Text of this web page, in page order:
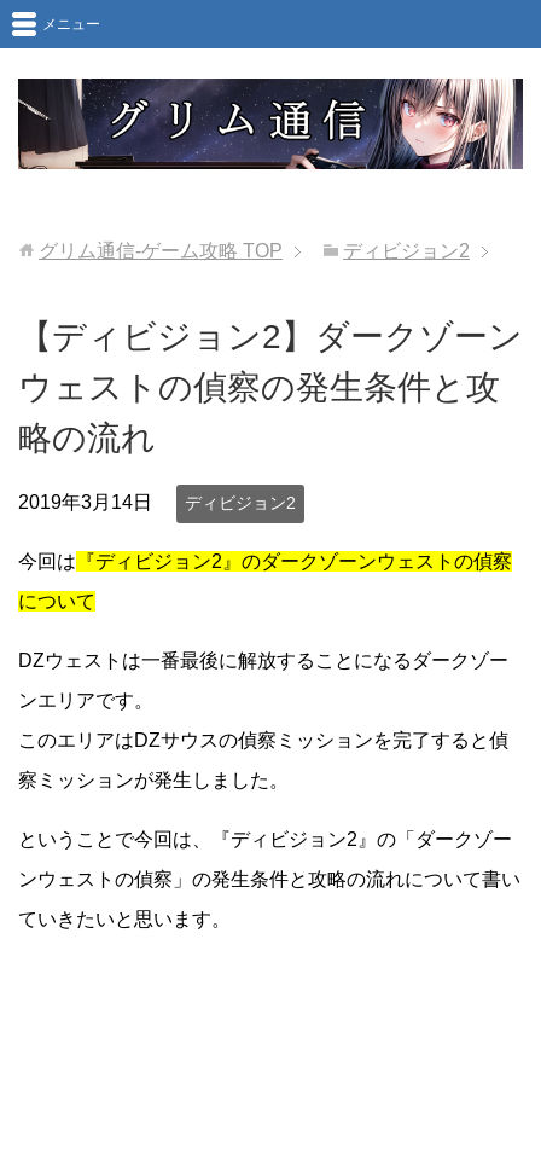
メニュー
グリム通信-ゲーム攻略 TOP ディビジョン2
【ディビジョン2】ダークゾーン
ウェストの偵察の発生条件と攻
略の流れ
2019年3月14日 ディビジョン2
今回は 『ディビジョン2』のダークゾーンウェストの偵察
について
DZウェストは一番最後に解放することになるダークゾー
ンエリアです。
このエリアはDZサウスの偵察ミッションを完了すると偵
察ミッションが発生しました。
ということで今回は、『ディビジョン2』の「ダークゾー
ンウェストの偵察」の発生条件と攻略の流れについて書い
ていきたいと思います。